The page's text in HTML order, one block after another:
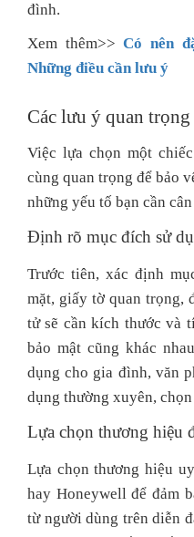
đình.
Xem thêm>>Có nên
Những điều cần lưu ý
Các lưu ý quan
Việc lựa chọn một
cùng quan trọng để bảo
những yếu tố bạn cần
Định rõ mục đích sử
Trước tiên, xác định
mặt, giấy tờ quan trọng,
tử sẽ cần kích thước và
bảo mật cũng khác
dụng cho gia đình, văn
dụng thường xuyên,
Lựa chọn thương hiệu
Lựa chọn thương hiệu
hay Honeywell để đảm
từ người dùng trên diễn